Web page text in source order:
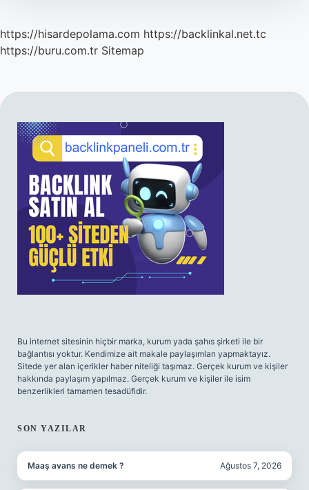
https://hisardepolama.com https://backlinkal.net.tc
https://buru.com.tr Sitemap
SIDEBAR
Bu internet sitesinin hiçbir marka, kurum yada şahıs şirketi ile bir
bağlantısı yoktur. Kendimize ait makale paylaşımları yapmaktayız.
Sitede yer alan içerikler haber niteliği taşımaz. Gerçek kurum ve kişiler
hakkında paylaşım yapılmaz. Gerçek kurum ve kişiler ile isim
benzerlikleri tamamen tesadüfidir.
SON YAZILAR
Maaş avans ne demek ? Ağustos 7, 2026